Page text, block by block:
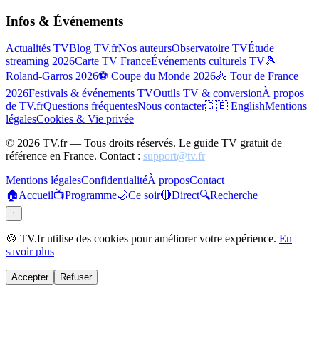
Infos & Événements
Actualités TVBlog TV.frNos auteursObservatoire TVÉtude
streaming 2026Carte TV FranceÉvénements culturels TV🎾
Roland-Garros 2026⚽ Coupe du Monde 2026🚴 Tour de France
2026Festivals & événements TVOutils TV & conversionÀ propos
de TV.frQuestions fréquentesNous contacter🇬🇧 EnglishMentions
légalesCookies & Vie privée
© 2026 TV.fr — Tous droits réservés. Le guide TV gratuit de
référence en France. Contact : support@tv.fr
Mentions légalesConfidentialitéÀ proposContact
🏠Accueil📺Programme🌙Ce soir🔴Direct🔍Recherche
↑
🍪 TV.fr utilise des cookies pour améliorer votre expérience. En
savoir plus
Accepter Refuser